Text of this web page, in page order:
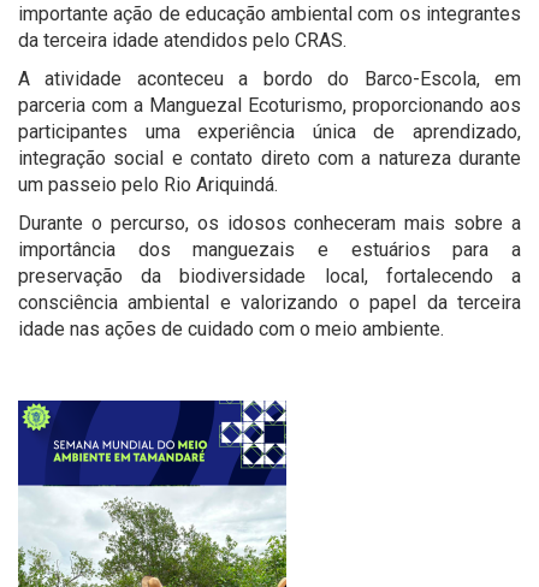
importante ação de educação ambiental com os integrantes
da terceira idade atendidos pelo CRAS.
A atividade aconteceu a bordo do Barco-Escola, em
parceria com a Manguezal Ecoturismo, proporcionando aos
participantes uma experiência única de aprendizado,
integração social e contato direto com a natureza durante
um passeio pelo Rio Ariquindá.
Durante o percurso, os idosos conheceram mais sobre a
importância dos manguezais e estuários para a
preservação da biodiversidade local, fortalecendo a
consciência ambiental e valorizando o papel da terceira
idade nas ações de cuidado com o meio ambiente.